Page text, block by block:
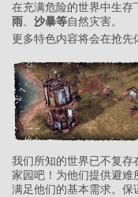
在充满危险的世界中生存
雨
沙暴等自然灾害。
更多特色内容将会在抢
我们所知的世界已不复存
家园吧！为他们提供避难
满足他们的基本需求。保